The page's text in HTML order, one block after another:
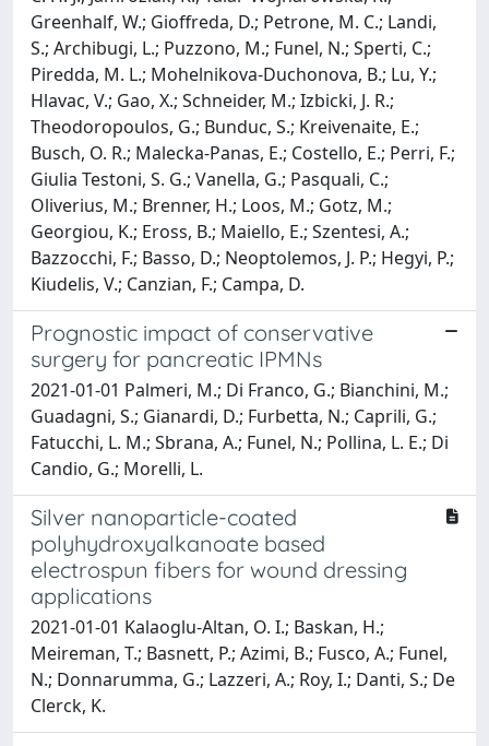
Greenhalf, W.; Gioffreda, D.; Petrone, M. C.; Landi,
S.; Archibugi, L.; Puzzono, M.; Funel, N.; Sperti, C.;
Piredda, M. L.; Mohelnikova-Duchonova, B.; Lu, Y.;
Hlavac, V.; Gao, X.; Schneider, M.; Izbicki, J. R.;
Theodoropoulos, G.; Bunduc, S.; Kreivenaite, E.;
Busch, O. R.; Malecka-Panas, E.; Costello, E.; Perri, F.;
Giulia Testoni, S. G.; Vanella, G.; Pasquali, C.;
Oliverius, M.; Brenner, H.; Loos, M.; Gotz, M.;
Georgiou, K.; Eross, B.; Maiello, E.; Szentesi, A.;
Bazzocchi, F.; Basso, D.; Neoptolemos, J. P.; Hegyi, P.;
Kiudelis, V.; Canzian, F.; Campa, D.
Prognostic impact of conservative
surgery for pancreatic IPMNs
2021-01-01 Palmeri, M.; Di Franco, G.; Bianchini, M.;
Guadagni, S.; Gianardi, D.; Furbetta, N.; Caprili, G.;
Fatucchi, L. M.; Sbrana, A.; Funel, N.; Pollina, L. E.; Di
Candio, G.; Morelli, L.
Silver nanoparticle-coated
polyhydroxyalkanoate based
electrospun fibers for wound dressing
applications
2021-01-01 Kalaoglu-Altan, O. I.; Baskan, H.;
Meireman, T.; Basnett, P.; Azimi, B.; Fusco, A.; Funel,
N.; Donnarumma, G.; Lazzeri, A.; Roy, I.; Danti, S.; De
Clerck, K.